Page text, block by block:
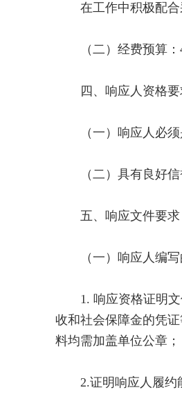
在工作中积极配合
（二）经费预算：
四、响应人资格要
（一）响应人必须
（二）具有良好信
五、响应文件要求
（一）响应人编写
1. 响应资格证明文
收和社会保障金的凭
料均需加盖单位公章；
2.证明响应人履约